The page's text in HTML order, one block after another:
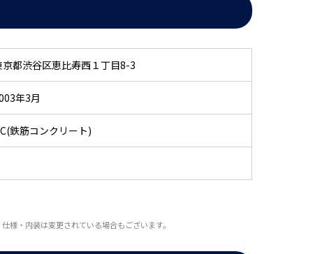
京都渋谷区恵比寿西１丁目8-3
年3月
鉄筋コンクリート)
・内装は変更されている場合もございます。